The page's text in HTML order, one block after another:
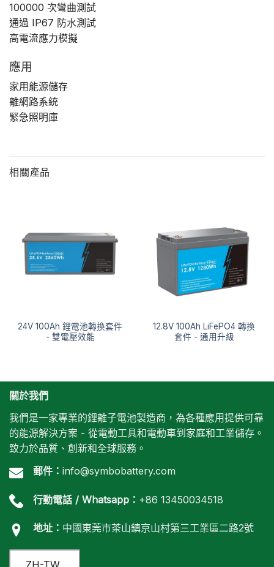
100000 次彎曲測試
通過 IP67 防水測試
高電流應力模擬
應用
家用能源儲存
離網路系統
緊急照明庫
相關產品
24V 100Ah 鋰電池轉換套件
- 雙電壓效能
12.8V 100Ah LiFePO4 轉換
套件 - 通用升級
關於我們
我們是一家專業的鋰離子電池製造商，為各種應用提供可靠
的能源解決方案 - 從電動工具和電動車到家庭和工業儲存。
致力於品質、創新和全球服務。
郵件： info@symbobattery.com
行動電話 / Whatsapp： +86 13450034518
地址： 中國東莞市茶山鎮京山村第三工業區二路2號
ZH-TW